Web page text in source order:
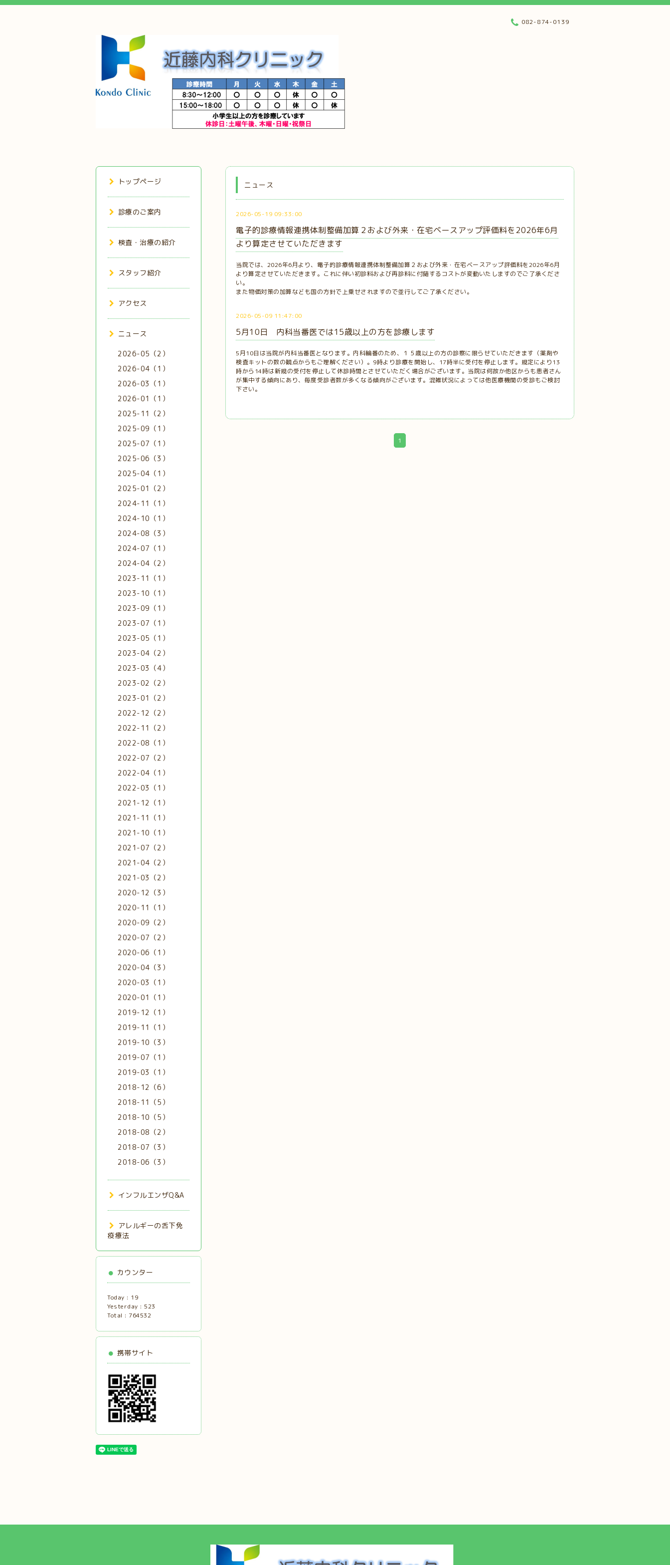
082-874-0139
ニュース
2026-05-19 09:33:00
電子的診療情報連携体制整備加算２および外来・在宅ベースアップ評価料を2026年6月
より算定させていただきます
当院では、2026年6月より、電子的診療情報連携体制整備加算２および外来・在宅ベースアップ評価料を2026年6月
より算定させていただきます。これに伴い初診料および再診料に付随するコストが変動いたしますのでご了承くださ
い。
また物価対策の加算なども国の方針で上乗せされますので並行してご了承ください。
2026-05-09 11:47:00
5月10日 内科当番医では15歳以上の方を診療します
5月10日は当院が内科当番医となります。内科輪番のため、１５歳以上の方の診察に限らせていただきます（薬剤や
検査キットの数の観点からもご理解ください）。9時より診療を開始し、17時半に受付を停止します。規定により13
時から14時は新規の受付を停止して休診時間とさせていただく場合がございます。当院は何故か他区からも患者さん
が集中する傾向にあり、毎度受診者数が多くなる傾向がございます。混雑状況によっては他医療機関の受診もご検討
下さい。
1
トップページ
診療のご案内
検査・治療の紹介
スタッフ紹介
アクセス
ニュース
2026-05（2）
2026-04（1）
2026-03（1）
2026-01（1）
2025-11（2）
2025-09（1）
2025-07（1）
2025-06（3）
2025-04（1）
2025-01（2）
2024-11（1）
2024-10（1）
2024-08（3）
2024-07（1）
2024-04（2）
2023-11（1）
2023-10（1）
2023-09（1）
2023-07（1）
2023-05（1）
2023-04（2）
2023-03（4）
2023-02（2）
2023-01（2）
2022-12（2）
2022-11（2）
2022-08（1）
2022-07（2）
2022-04（1）
2022-03（1）
2021-12（1）
2021-11（1）
2021-10（1）
2021-07（2）
2021-04（2）
2021-03（2）
2020-12（3）
2020-11（1）
2020-09（2）
2020-07（2）
2020-06（1）
2020-04（3）
2020-03（1）
2020-01（1）
2019-12（1）
2019-11（1）
2019-10（3）
2019-07（1）
2019-03（1）
2018-12（6）
2018-11（5）
2018-10（5）
2018-08（2）
2018-07（3）
2018-06（3）
インフルエンザQ&A
アレルギーの舌下免
疫療法
カウンター
Today : 19
Yesterday : 523
Total : 764532
携帯サイト